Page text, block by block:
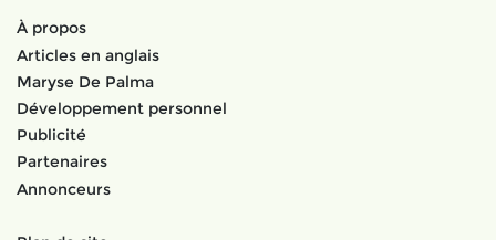
À propos
Articles en anglais
Maryse De Palma
Développement personnel
Publicité
Partenaires
Annonceurs